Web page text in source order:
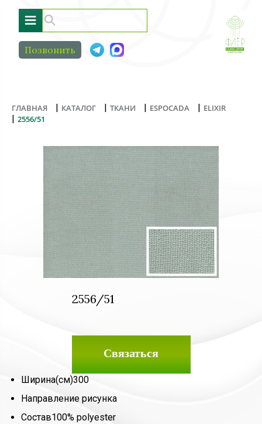
≡
Позвонить
ГЛАВНАЯ | КАТАЛОГ | ТКАНИ | ESPOCADA | ELIXIR
| 2556/51
2556/51
Связаться
Ширина(см)300
Направление рисунка
Состав100% polyester